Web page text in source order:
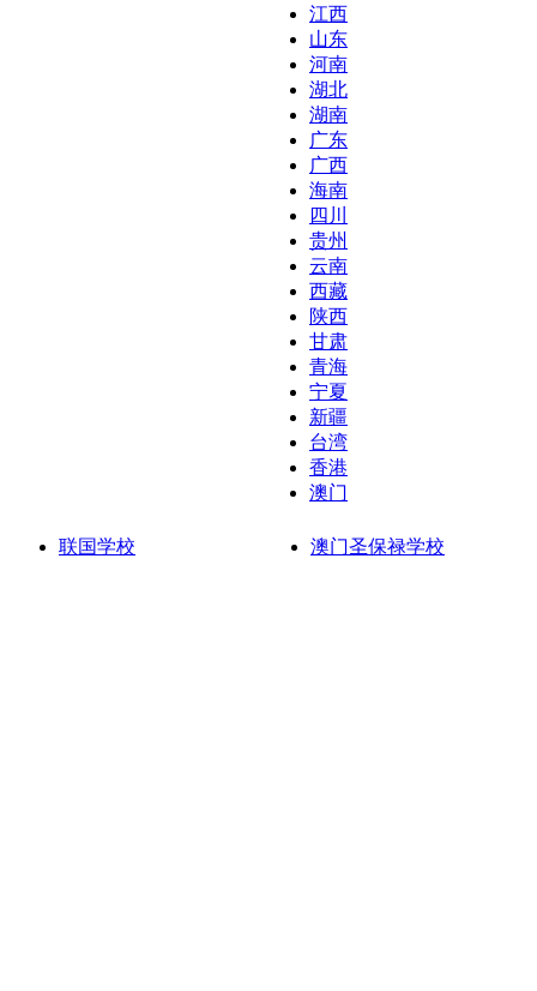
江西
山东
河南
湖北
湖南
广东
广西
海南
四川
贵州
云南
西藏
陕西
甘肃
青海
宁夏
新疆
台湾
香港
澳门
联国学校 澳门圣保禄学校